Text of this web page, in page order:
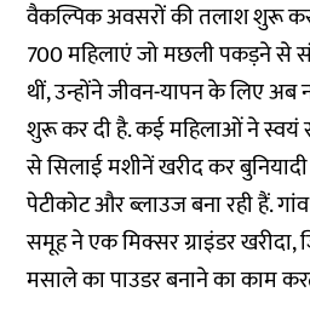
वैकल्पिक अवसरों की तलाश शुरू
700 महिलाएं जो मछली पकड़ने से
थीं, उन्होंने जीवन-यापन के लिए
शुरू कर दी है. कई महिलाओं ने स्वयं
से सिलाई मशीनें खरीद कर
पेटीकोट और ब्लाउज बना रही हैं.
समूह ने एक मिक्सर ग्राइंडर
मसाले का पाउडर बनाने का काम